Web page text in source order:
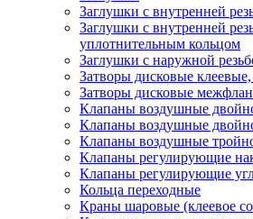
Заглушки с внутренней
Заглушки с внутренней
уплотнительным кольцом
Заглушки с наружной
Затворы дисковые
Затворы дисковые
Клапаны воздушные
Клапаны воздушные
Клапаны воздушные
Клапаны регулирующие
Клапаны регулирующие
Кольца переходные
Краны шаровые (клеевое